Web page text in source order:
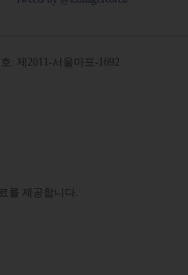
: 제2011-서울마포-1692
를 제공합니다.